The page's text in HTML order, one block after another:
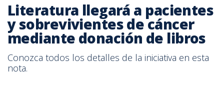
Literatura llegará a pacientes
y sobrevivientes de cáncer
mediante donación de libros
Conozca todos los detalles de la iniciativa en esta
nota.